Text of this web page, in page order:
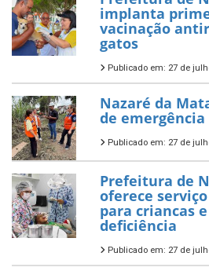
implanta
vacinação
gatos
Publicado em: 27 de
Nazaré da
de
Publicado em: 27 de
Prefeitura de
oferece
para criancas
deficiência
Publicado em: 27 de